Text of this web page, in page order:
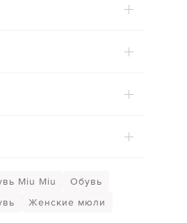
Miu Miu
Обувь
Женские мюли